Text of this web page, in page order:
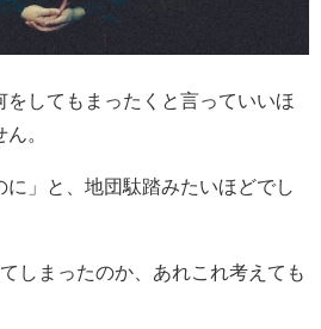
をしてもまったくと言っていいほ
。
に」と、地団駄踏みたいほどでし
しまったのか、あれこれ考えても